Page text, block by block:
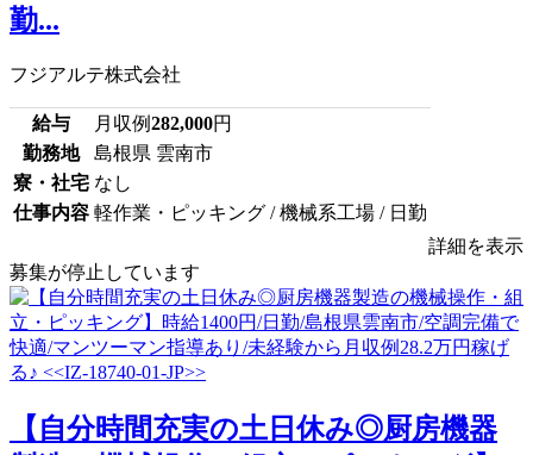
勤...
フジアルテ株式会社
給与 月収例282,000円
勤務地
島根県 雲南市
寮・社宅 なし
仕事内容 軽作業・ピッキング / 機械系工場 / 日勤
詳細を表示
募集が停止しています
【自分時間充実の土日休み◎厨房機器